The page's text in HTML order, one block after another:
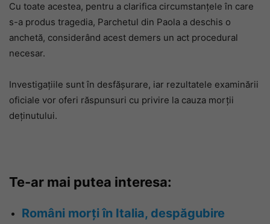
Cu toate acestea, pentru a clarifica circumstanțele în care
s-a produs tragedia, Parchetul din Paola a deschis o
anchetă, considerând acest demers un act procedural
necesar.
Investigațiile sunt în desfășurare, iar rezultatele examinării
oficiale vor oferi răspunsuri cu privire la cauza morții
deținutului.
Te-ar mai putea interesa:
Români morți în Italia, despăgubire